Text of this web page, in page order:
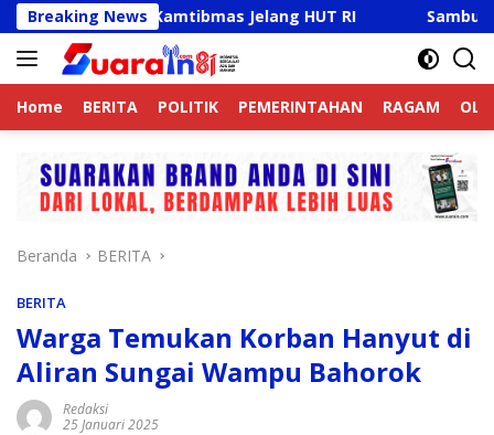
Langsung
ke
konten
Breaking News
Kamtibmas Jelang HUT RI Sambut HUT RI Ke-
Home BERITA POLITIK PEMERINTAHAN RAGAM
Beranda BERITA
BERITA
Warga Temukan Korban Hanyut di
Aliran Sungai Wampu Bahorok
Redaksi
25 Januari 2025